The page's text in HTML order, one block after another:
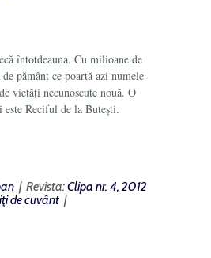
întotdeauna. Cu milioane de
pământ ce poartă azi numele
vietăți necunoscute nouă. O
este Reciful de la Butești.
| Revista:Clipa nr. 4, 2012
de cuvânt |